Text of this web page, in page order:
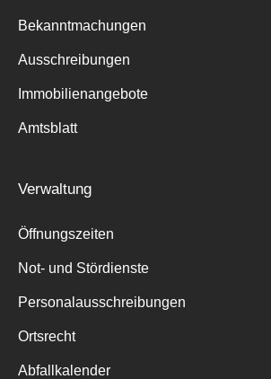
Bekanntmachungen
Ausschreibungen
Immobilienangebote
Amtsblatt
Verwaltung
Öffnungszeiten
Not- und Stördienste
Personalausschreibungen
Ortsrecht
Abfallkalender